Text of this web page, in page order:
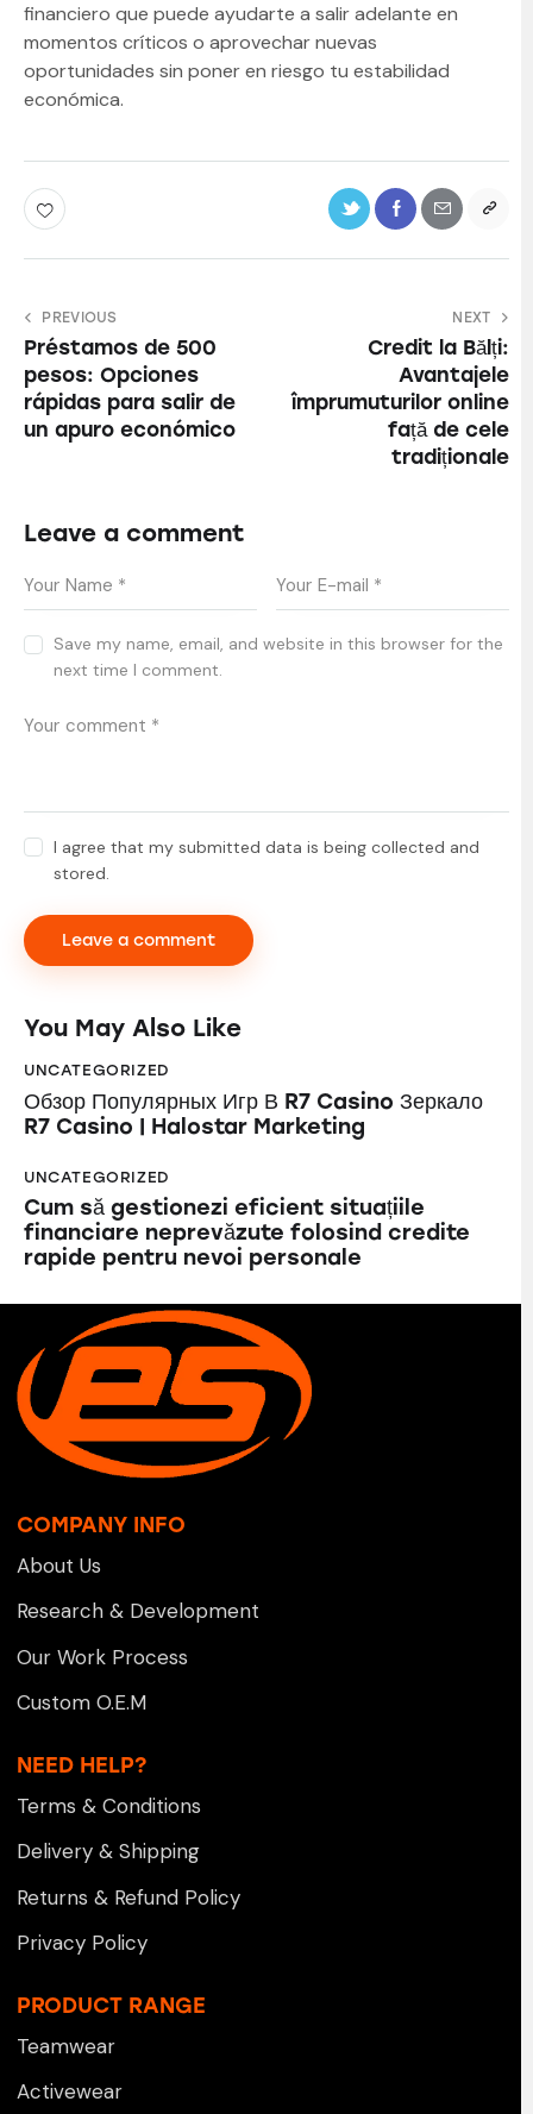
financiero que puede ayudarte a salir adelante en
momentos críticos o aprovechar nuevas
oportunidades sin poner en riesgo tu estabilidad
económica.
PREVIOUS
Préstamos de 500
pesos: Opciones
rápidas para salir de
un apuro económico
NEXT
Credit la Bălți:
Avantajele
împrumuturilor online
față de cele
tradiționale
Leave a comment
Save my name, email, and website in this browser for the
next time I comment.
I agree that my submitted data is being collected and
stored.
You May Also Like
UNCATEGORIZED
Обзор Популярных Игр В R7 Casino Зеркало
R7 Casino | Halostar Marketing
UNCATEGORIZED
Cum să gestionezi eficient situațiile
financiare neprevăzute folosind credite
rapide pentru nevoi personale
COMPANY INFO
About Us
Research & Development
Our Work Process
Custom O.E.M
NEED HELP?
Terms & Conditions
Delivery & Shipping
Returns & Refund Policy
Privacy Policy
PRODUCT RANGE
Teamwear
Activewear